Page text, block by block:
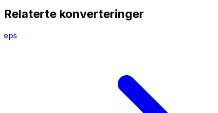
Relaterte konverteringer
eps